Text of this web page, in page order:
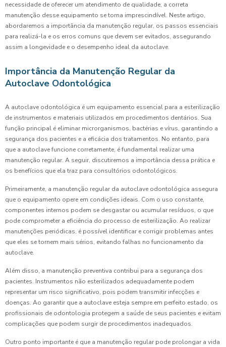
necessidade de oferecer um atendimento de qualidade, a correta
manutenção desse equipamento se torna imprescindível. Neste artigo,
abordaremos a importância da manutenção regular, os passos essenciais
para realizá-la e os erros comuns que devem ser evitados, assegurando
assim a longevidade e o desempenho ideal da autoclave.
Importância da Manutenção Regular da
Autoclave Odontológica
A autoclave odontológica é um equipamento essencial para a esterilização
de instrumentos e materiais utilizados em procedimentos dentários. Sua
função principal é eliminar microrganismos, bactérias e vírus, garantindo a
segurança dos pacientes e a eficácia dos tratamentos. No entanto, para
que a autoclave funcione corretamente, é fundamental realizar uma
manutenção regular. A seguir, discutiremos a importância dessa prática e
os benefícios que ela traz para consultórios odontológicos.
Primeiramente, a manutenção regular da autoclave odontológica assegura
que o equipamento opere em condições ideais. Com o uso constante,
componentes internos podem se desgastar ou acumular resíduos, o que
pode comprometer a eficiência do processo de esterilização. Ao realizar
manutenções periódicas, é possível identificar e corrigir problemas antes
que eles se tornem mais sérios, evitando falhas no funcionamento da
autoclave.
Além disso, a manutenção preventiva contribui para a segurança dos
pacientes. Instrumentos não esterilizados adequadamente podem
representar um risco significativo, pois podem transmitir infecções e
doenças. Ao garantir que a autoclave esteja sempre em perfeito estado, os
profissionais de odontologia protegem a saúde de seus pacientes e evitam
complicações que podem surgir de procedimentos inadequados.
Outro ponto importante é que a manutenção regular pode prolongar a vida